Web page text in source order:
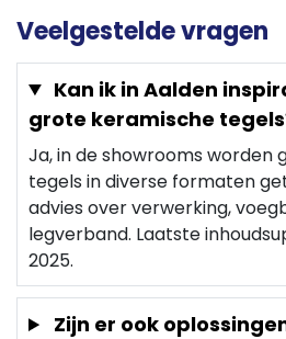
Veelgestelde vragen
Kan ik in Aalden
grote keramische
Ja, in de showrooms worden
tegels in diverse formaten
advies over verwerking,
legverband. Laatste
2025.
Zijn er ook